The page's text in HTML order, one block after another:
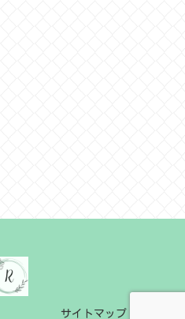
サイトマップ